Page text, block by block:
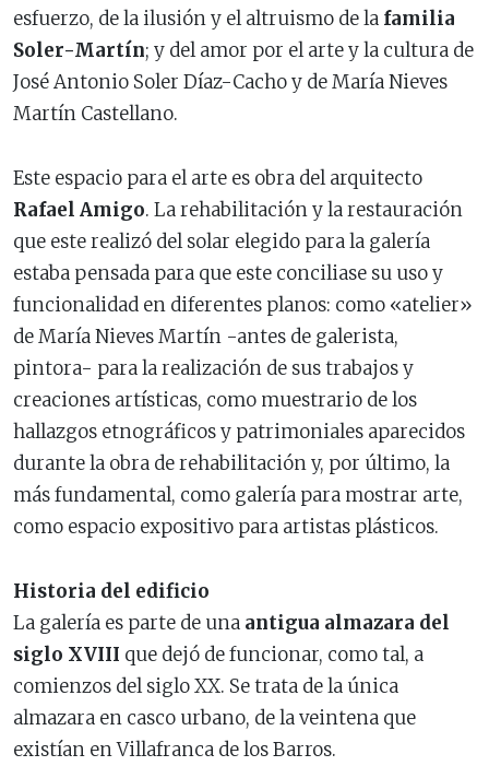
esfuerzo, de la ilusión y el altruismo de la familia
Soler-Martín; y del amor por el arte y la cultura de
José Antonio Soler Díaz-Cacho y de María Nieves
Martín Castellano.
Este espacio para el arte es obra del arquitecto
Rafael Amigo. La rehabilitación y la restauración
que este realizó del solar elegido para la galería
estaba pensada para que este conciliase su uso y
funcionalidad en diferentes planos: como «atelier»
de María Nieves Martín -antes de galerista,
pintora- para la realización de sus trabajos y
creaciones artísticas, como muestrario de los
hallazgos etnográficos y patrimoniales aparecidos
durante la obra de rehabilitación y, por último, la
más fundamental, como galería para mostrar arte,
como espacio expositivo para artistas plásticos.
Historia del edificio
La galería es parte de una antigua almazara del
siglo XVIII que dejó de funcionar, como tal, a
comienzos del siglo XX. Se trata de la única
almazara en casco urbano, de la veintena que
existían en Villafranca de los Barros.